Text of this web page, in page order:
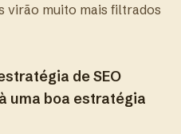
virão muito mais filtrados
de SEO
uma boa estratégia